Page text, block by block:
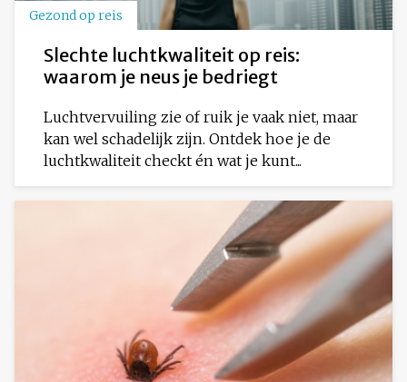
Gezond op reis
Slechte luchtkwaliteit op reis:
waarom je neus je bedriegt
Luchtvervuiling zie of ruik je vaak niet, maar
kan wel schadelijk zijn. Ontdek hoe je de
luchtkwaliteit checkt én wat je kunt...